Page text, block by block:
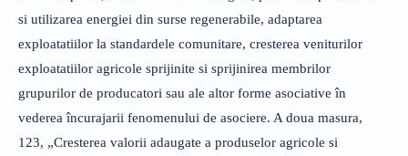
si utilizarea energiei din surse regenerabile, adaptarea
exploatatiilor la standardele comunitare, cresterea veniturilor
exploatatiilor agricole sprijinite si sprijinirea membrilor
grupurilor de producatori sau ale altor forme asociative în
vederea încurajarii fenomenului de asociere. A doua masura,
123, „Cresterea valorii adaugate a produselor agricole si